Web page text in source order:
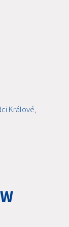
Králové,